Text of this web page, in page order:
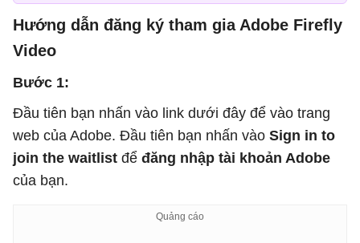
Hướng dẫn đăng ký tham gia Adobe Firefly
Video
Bước 1:
Đầu tiên bạn nhấn vào link dưới đây để vào trang
web của Adobe. Đầu tiên bạn nhấn vào Sign in to
join the waitlist để đăng nhập tài khoản Adobe
của bạn.